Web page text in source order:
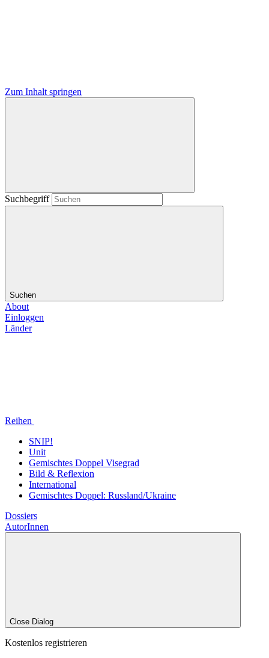
Zum Inhalt springen
Suchbegriff
Suchen
About
Einloggen
Länder
Reihen
SNIP!
Unit
Gemischtes Doppel Visegrad
Bild & Reflexion
International
Gemischtes Doppel: Russland/Ukraine
Dossiers
AutorInnen
Close Dialog
Kostenlos registrieren